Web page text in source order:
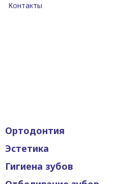
Контакты
Ортодонтия
Эстетика
Гигиена зубов